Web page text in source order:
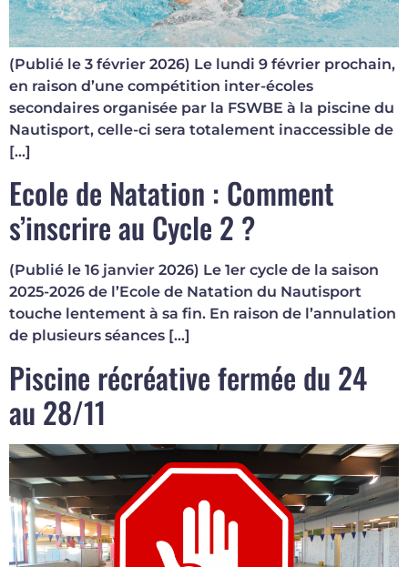
(Publié le 3 février 2026) Le lundi 9 février prochain,
en raison d’une compétition inter-écoles
secondaires organisée par la FSWBE à la piscine du
Nautisport, celle-ci sera totalement inaccessible de
[…]
Ecole de Natation : Comment
s’inscrire au Cycle 2 ?
(Publié le 16 janvier 2026) Le 1er cycle de la saison
2025-2026 de l’Ecole de Natation du Nautisport
touche lentement à sa fin. En raison de l’annulation
de plusieurs séances […]
Piscine récréative fermée du 24
au 28/11